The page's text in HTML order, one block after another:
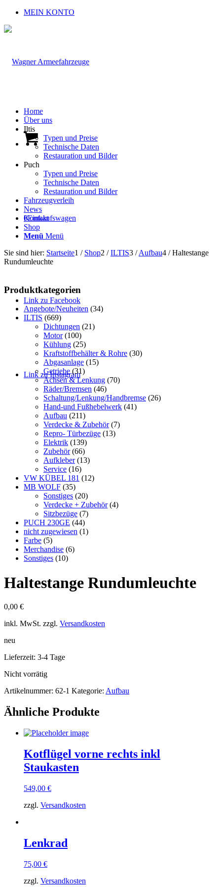
MEIN KONTO
0Einkaufswagen
Link zu Facebook
Link zu Instagram
Home
Über uns
Iltis
Typen und Preise
Technische Daten
Restauration und Bilder
Puch
Typen und Preise
Technische Daten
Restauration und Bilder
Fahrzeugverleih
News
Kontakt
Shop
Menü Menü
Sie sind hier: Startseite1 / Shop2 / ILTIS3 / Aufbau4 / Haltestange
Rundumleuchte
Produktkategorien
Angebote/Neuheiten (34)
ILTIS (669)
Dichtungen (21)
Motor (100)
Kühlung (25)
Kraftstoffbehälter & Rohre (30)
Abgasanlage (15)
Getriebe (31)
Achsen & Lenkung (70)
Räder/Bremsen (46)
Schaltung/Lenkung/Handbremse (26)
Hand-und Fußhebelwerk (41)
Aufbau (211)
Verdecke & Zubehör (7)
Repro- Türbezüge (13)
Elektrik (139)
Zubehör (66)
Aufkleber (13)
Service (16)
VW KÜBEL 181 (12)
MB WOLF (35)
Sonstiges (20)
Verdecke + Zubehör (4)
Sitzbezüge (7)
PUCH 230GE (44)
nicht zugewiesen (1)
Farbe (5)
Merchandise (6)
Sonstiges (10)
Haltestange Rundumleuchte
0,00 €
inkl. MwSt. zzgl. Versandkosten
neu
Lieferzeit: 3-4 Tage
Nicht vorrätig
Artikelnummer: 62-1 Kategorie: Aufbau
Ähnliche Produkte
Kotflügel vorne rechts inkl
Staukasten
549,00 €
zzgl. Versandkosten
Lenkrad
75,00 €
zzgl. Versandkosten